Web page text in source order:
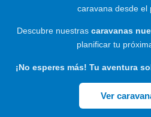
caravana desde el
Descubre nuestras caravanas
planificar tu
¡No esperes más! Tu aventura
Ver